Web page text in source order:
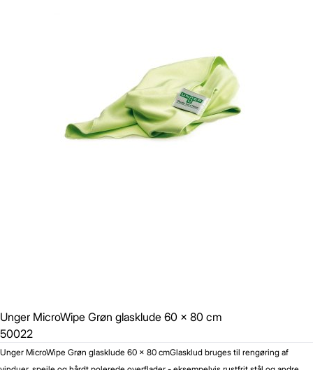
Unger MicroWipe Grøn glasklude 60 x 80 cm
50022
Unger MicroWipe Grøn glasklude 60 x 80 cmGlasklud bruges til rengøring af